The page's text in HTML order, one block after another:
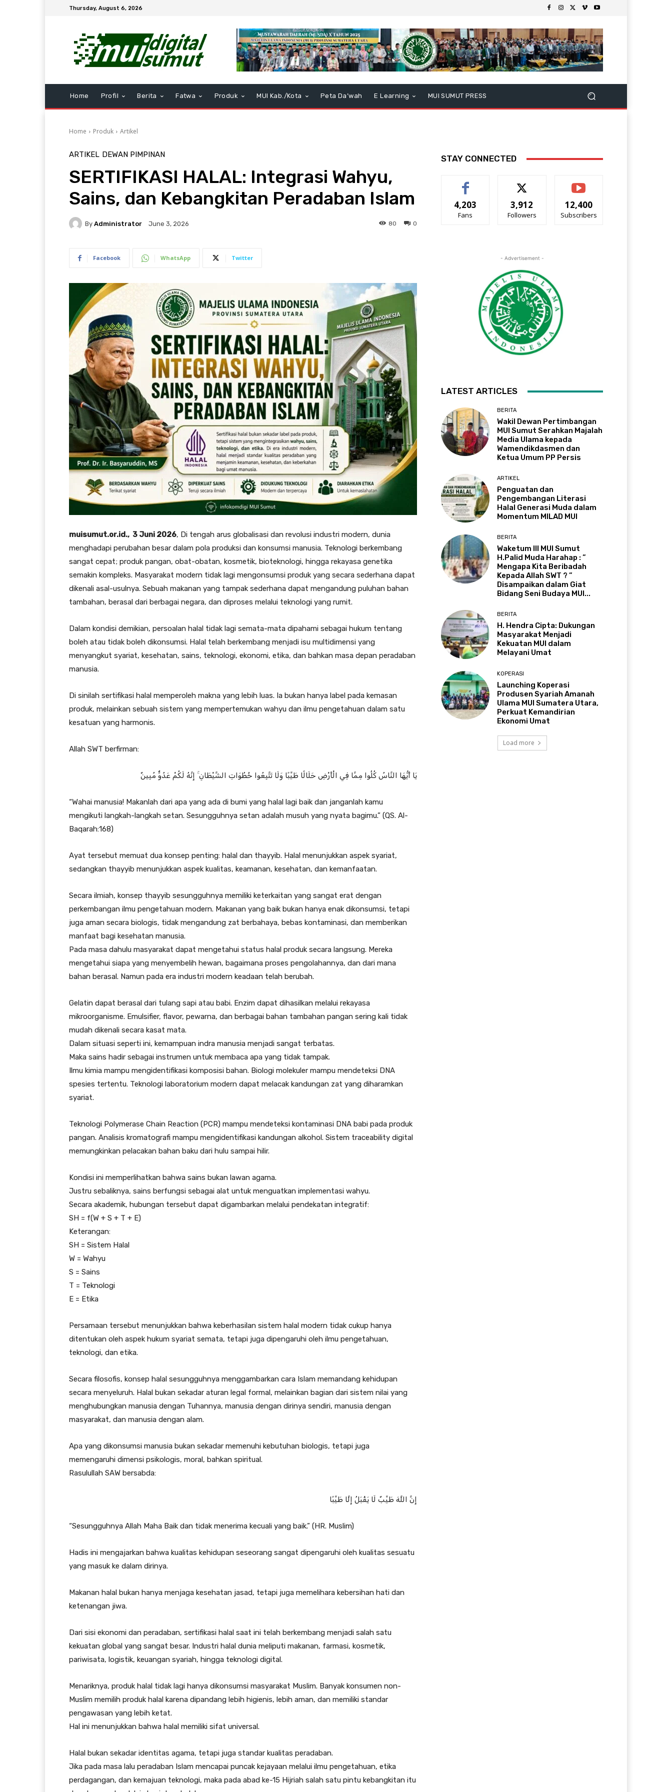
Thursday, August 6, 2026
Home Profil Berita Fatwa Produk MUI Kab./Kota Peta Da’wah E Learning MUI SUMUT PRESS
Home Produk Artikel
ARTIKEL DEWAN PIMPINAN
SERTIFIKASI HALAL: Integrasi Wahyu,
Sains, dan Kebangkitan Peradaban Islam
By Administrator June 3, 2026 0
80
Facebook WhatsApp Twitter
muisumut.or.id., 3 Juni 2026, Di tengah arus globalisasi dan revolusi industri modern, dunia
menghadapi perubahan besar dalam pola produksi dan konsumsi manusia. Teknologi berkembang
sangat cepat; produk pangan, obat-obatan, kosmetik, bioteknologi, hingga rekayasa genetika
semakin kompleks. Masyarakat modern tidak lagi mengonsumsi produk yang secara sederhana dapat
dikenali asal-usulnya. Sebuah makanan yang tampak sederhana dapat mengandung puluhan bahan
tambahan, berasal dari berbagai negara, dan diproses melalui teknologi yang rumit.
Dalam kondisi demikian, persoalan halal tidak lagi semata-mata dipahami sebagai hukum tentang
boleh atau tidak boleh dikonsumsi. Halal telah berkembang menjadi isu multidimensi yang
menyangkut syariat, kesehatan, sains, teknologi, ekonomi, etika, dan bahkan masa depan peradaban
manusia.
Di sinilah sertifikasi halal memperoleh makna yang lebih luas. Ia bukan hanya label pada kemasan
produk, melainkan sebuah sistem yang mempertemukan wahyu dan ilmu pengetahuan dalam satu
kesatuan yang harmonis.
Allah SWT berfirman:
يَا أَيُّهَا النَّاسُ كُلُوا مِمَّا فِي الْأَرْضِ حَلَالًا طَيِّبًا وَلَا تَتَّبِعُوا خُطُوَاتِ الشَّيْطَانِ ۚ إِنَّهُ لَكُمْ عَدُوٌّ مُبِينٌ
“Wahai manusia! Makanlah dari apa yang ada di bumi yang halal lagi baik dan janganlah kamu
mengikuti langkah-langkah setan. Sesungguhnya setan adalah musuh yang nyata bagimu.” (QS. Al-
Baqarah:168)
Ayat tersebut memuat dua konsep penting: halal dan thayyib. Halal menunjukkan aspek syariat,
sedangkan thayyib menunjukkan aspek kualitas, keamanan, kesehatan, dan kemanfaatan.
Secara ilmiah, konsep thayyib sesungguhnya memiliki keterkaitan yang sangat erat dengan
perkembangan ilmu pengetahuan modern. Makanan yang baik bukan hanya enak dikonsumsi, tetapi
juga aman secara biologis, tidak mengandung zat berbahaya, bebas kontaminasi, dan memberikan
manfaat bagi kesehatan manusia.
Pada masa dahulu masyarakat dapat mengetahui status halal produk secara langsung. Mereka
mengetahui siapa yang menyembelih hewan, bagaimana proses pengolahannya, dan dari mana
bahan berasal. Namun pada era industri modern keadaan telah berubah.
Gelatin dapat berasal dari tulang sapi atau babi. Enzim dapat dihasilkan melalui rekayasa
mikroorganisme. Emulsifier, flavor, pewarna, dan berbagai bahan tambahan pangan sering kali tidak
mudah dikenali secara kasat mata.
Dalam situasi seperti ini, kemampuan indra manusia menjadi sangat terbatas.
Maka sains hadir sebagai instrumen untuk membaca apa yang tidak tampak.
Ilmu kimia mampu mengidentifikasi komposisi bahan. Biologi molekuler mampu mendeteksi DNA
spesies tertentu. Teknologi laboratorium modern dapat melacak kandungan zat yang diharamkan
syariat.
Teknologi Polymerase Chain Reaction (PCR) mampu mendeteksi kontaminasi DNA babi pada produk
pangan. Analisis kromatografi mampu mengidentifikasi kandungan alkohol. Sistem traceability digital
memungkinkan pelacakan bahan baku dari hulu sampai hilir.
Kondisi ini memperlihatkan bahwa sains bukan lawan agama.
Justru sebaliknya, sains berfungsi sebagai alat untuk menguatkan implementasi wahyu.
Secara akademik, hubungan tersebut dapat digambarkan melalui pendekatan integratif:
SH = f(W + S + T + E)
Keterangan:
SH = Sistem Halal
W = Wahyu
S = Sains
T = Teknologi
E = Etika
Persamaan tersebut menunjukkan bahwa keberhasilan sistem halal modern tidak cukup hanya
ditentukan oleh aspek hukum syariat semata, tetapi juga dipengaruhi oleh ilmu pengetahuan,
teknologi, dan etika.
Secara filosofis, konsep halal sesungguhnya menggambarkan cara Islam memandang kehidupan
secara menyeluruh. Halal bukan sekadar aturan legal formal, melainkan bagian dari sistem nilai yang
menghubungkan manusia dengan Tuhannya, manusia dengan dirinya sendiri, manusia dengan
masyarakat, dan manusia dengan alam.
Apa yang dikonsumsi manusia bukan sekadar memenuhi kebutuhan biologis, tetapi juga
memengaruhi dimensi psikologis, moral, bahkan spiritual.
Rasulullah SAW bersabda:
إِنَّ اللَّهَ طَيِّبٌ لَا يَقْبَلُ إِلَّا طَيِّبًا
“Sesungguhnya Allah Maha Baik dan tidak menerima kecuali yang baik.” (HR. Muslim)
Hadis ini mengajarkan bahwa kualitas kehidupan seseorang sangat dipengaruhi oleh kualitas sesuatu
yang masuk ke dalam dirinya.
Makanan halal bukan hanya menjaga kesehatan jasad, tetapi juga memelihara kebersihan hati dan
ketenangan jiwa.
Dari sisi ekonomi dan peradaban, sertifikasi halal saat ini telah berkembang menjadi salah satu
kekuatan global yang sangat besar. Industri halal dunia meliputi makanan, farmasi, kosmetik,
pariwisata, logistik, keuangan syariah, hingga teknologi digital.
Menariknya, produk halal tidak lagi hanya dikonsumsi masyarakat Muslim. Banyak konsumen non-
Muslim memilih produk halal karena dipandang lebih higienis, lebih aman, dan memiliki standar
pengawasan yang lebih ketat.
Hal ini menunjukkan bahwa halal memiliki sifat universal.
Halal bukan sekadar identitas agama, tetapi juga standar kualitas peradaban.
Jika pada masa lalu peradaban Islam mencapai puncak kejayaan melalui ilmu pengetahuan, etika
perdagangan, dan kemajuan teknologi, maka pada abad ke-15 Hijriah salah satu pintu kebangkitan itu
STAY CONNECTED
4,203
Fans
3,912
Followers
12,400
Subscribers
- Advertisement -
LATEST ARTICLES
BERITA
Wakil Dewan Pertimbangan
MUI Sumut Serahkan Majalah
Media Ulama kepada
Wamendikdasmen dan
Ketua Umum PP Persis
ARTIKEL
Penguatan dan
Pengembangan Literasi
Halal Generasi Muda dalam
Momentum MILAD MUI
BERITA
Waketum III MUI Sumut
H.Palid Muda Harahap : ”
Mengapa Kita Beribadah
Kepada Allah SWT ? ”
Disampaikan dalam Giat
Bidang Seni Budaya MUI...
BERITA
H. Hendra Cipta: Dukungan
Masyarakat Menjadi
Kekuatan MUI dalam
Melayani Umat
KOPERASI
Launching Koperasi
Produsen Syariah Amanah
Ulama MUI Sumatera Utara,
Perkuat Kemandirian
Ekonomi Umat
Load more